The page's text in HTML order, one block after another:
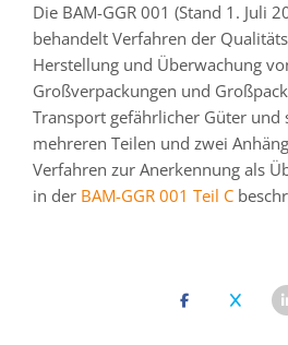
Die BAM-GGR 001 (Stand 1. Juli
behandelt Verfahren der
Herstellung und Überwachung
Großverpackungen und
Transport gefährlicher Güter und
mehreren Teilen und zwei
Verfahren zur Anerkennung als
in der BAM-GGR 001 Teil C